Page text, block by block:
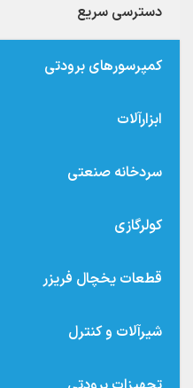
دسترسی سریع
کمپرسورهای برودتی
ابزارآلات
سردخانه صنعتی
کولرگازی
قطعات یخچال فریزر
شیرآلات و کنترل